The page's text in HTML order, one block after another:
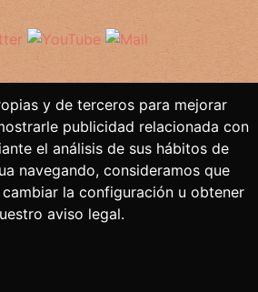
y de terceros para mejorar
publicidad relacionada con
el análisis de sus hábitos de
navegando, consideramos que
la configuración u obtener
aviso legal.